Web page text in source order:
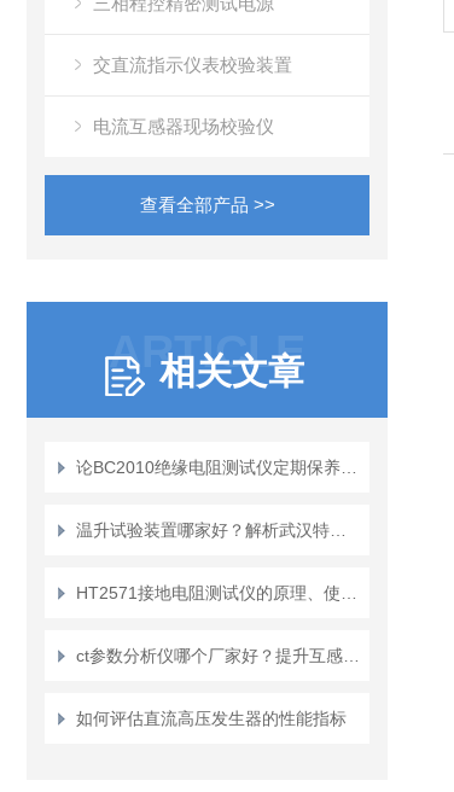
交直流指示仪表校验装置
电流互感器现场校验仪
查看全部产品 >>
ARTICLE
相关文章
如何评估直流高压发生器的性能指标